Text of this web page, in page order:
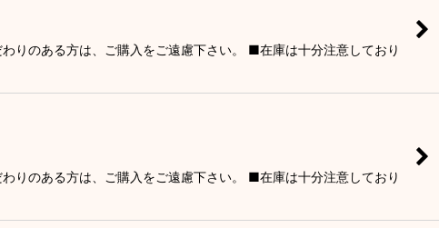
りのある方は、ご購入をご遠慮下さい。 ■在庫は十分注意しており
りのある方は、ご購入をご遠慮下さい。 ■在庫は十分注意しており